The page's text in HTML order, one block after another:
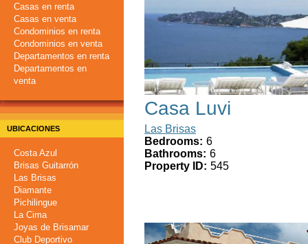
Casas en renta
Casas en venta
Condominios en renta
Condominios en venta
Departamentos en renta
Departamentos en
venta
UBICACIONES
Costa Azul
Brisas Guitarrón
Las Brisas
Diamante
Pichilingue
La Cima
Joyas de Brisamar
Club Deportivo
Casa Luvi
Las Brisas
Bedrooms: 6
Bathrooms: 6
Property ID: 545